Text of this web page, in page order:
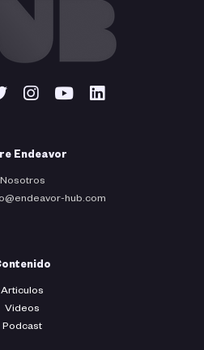
Endeavor
Nosotros
hub.com
Articulos
Videos
Podcast